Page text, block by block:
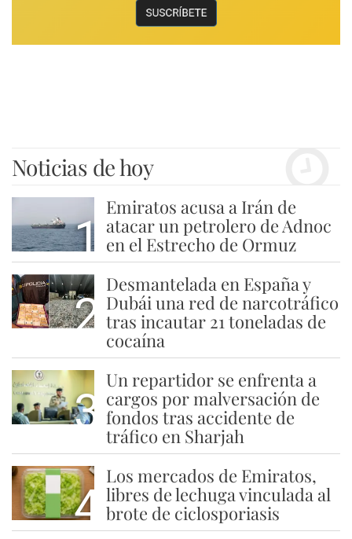
Noticias de hoy
1
Emiratos acusa a Irán de
atacar un petrolero de Adnoc
en el Estrecho de Ormuz
2
Desmantelada en España y
Dubái una red de narcotráfico
tras incautar 21 toneladas de
cocaína
3
Un repartidor se enfrenta a
cargos por malversación de
fondos tras accidente de
tráfico en Sharjah
4
Los mercados de Emiratos,
libres de lechuga vinculada al
brote de ciclosporiasis